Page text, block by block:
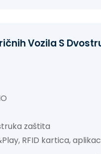
Vozila S
zaštita
RFID kartica,